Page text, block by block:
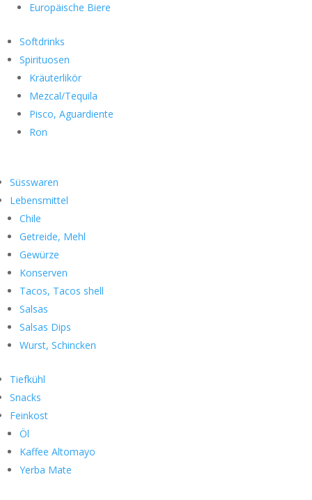
Europäische Biere
Softdrinks
Spirituosen
Kräuterlikör
Mezcal/Tequila
Pisco, Aguardiente
Ron
Süsswaren
Lebensmittel
Chile
Getreide, Mehl
Gewürze
Konserven
Tacos, Tacos shell
Salsas
Salsas Dips
Wurst, Schincken
Tiefkühl
Snacks
Feinkost
Öl
Kaffee Altomayo
Yerba Mate